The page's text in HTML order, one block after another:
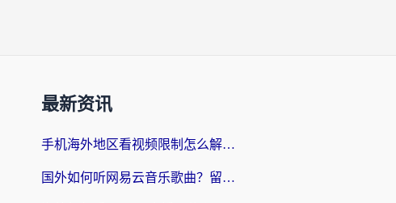
最新资讯
手机海外地区看视频限制怎么解决？留学生亲测有效的回国加速器指南
国外如何听网易云音乐歌曲？留学生亲测有效的回国加速方案